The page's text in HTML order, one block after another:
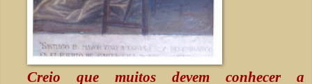
Creio que muitos devem conhecer a